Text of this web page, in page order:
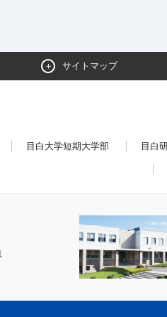
サイトマップ
目白大学短期大学部 目白